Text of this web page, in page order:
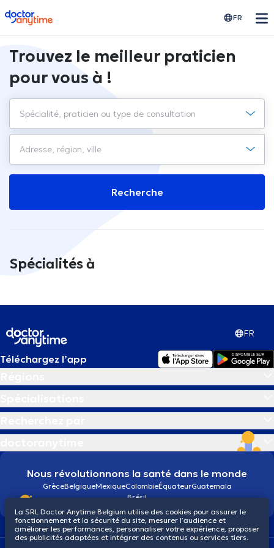
doctoranytime FR
Trouvez le meilleur praticien
pour vous à !
Recherche
Spécialités à
FR
Téléchargez l’app
Nous révolutionnons la santé dans le monde
GrèceBelgiqueMexiqueColombieÉquateurGuatemala
Brésil
La SRL Doctor Anytime Belgium utilise des cookies pour assurer le
fonctionnement et la sécurité du site, mesurer l’audience et
améliorer les performances, personnaliser votre expérience, proposer
des publicités adaptées et intégrer des contenus ou services tiers.